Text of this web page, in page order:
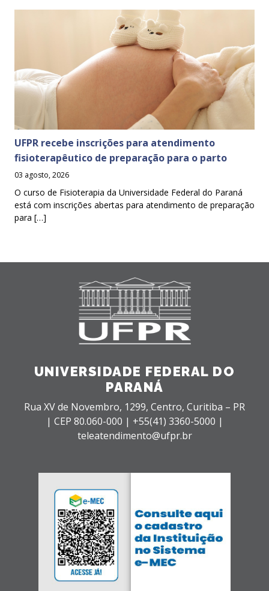
UFPR recebe inscrições para atendimento
fisioterapêutico de preparação para o parto
03 agosto, 2026
O curso de Fisioterapia da Universidade Federal do Paraná
está com inscrições abertas para atendimento de preparação
para […]
UNIVERSIDADE FEDERAL DO
PARANÁ
Rua XV de Novembro, 1299, Centro, Curitiba – PR
| CEP 80.060-000 | +55(41) 3360-5000 |
teleatendimento@ufpr.br